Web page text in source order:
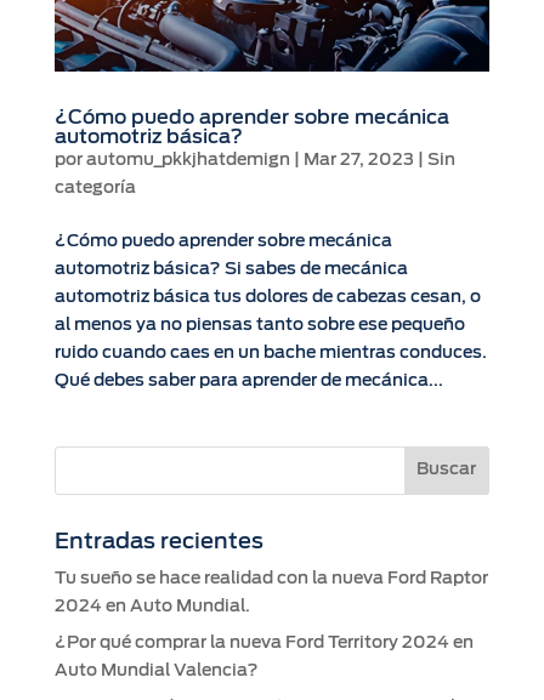
¿Cómo puedo aprender sobre mecánica
automotriz básica?
por automu_pkkjhatdemign Mar 27, 2023
Sin
categoría
¿Cómo puedo aprender sobre mecánica
automotriz básica? Si sabes de mecánica
automotriz básica tus dolores de cabezas cesan, o
al menos ya no piensas tanto sobre ese pequeño
ruido cuando caes en un bache mientras conduces.
Qué debes saber para aprender de mecánica...
Entradas recientes
Tu sueño se hace realidad con la nueva Ford Raptor
2024 en Auto Mundial.
¿Por qué comprar la nueva Ford Territory 2024 en
Auto Mundial Valencia?